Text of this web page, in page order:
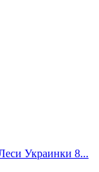
Украинки 8...